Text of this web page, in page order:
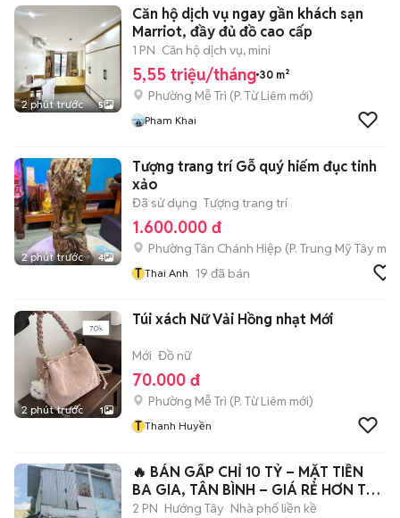
2 phút trước 5
Căn hộ dịch vụ ngay gần khách sạn
Marriot, đầy đủ đồ cao cấp
1 PN Căn hộ dịch vụ, mini
5,55 triệu/tháng 30 m²
Phường Mễ Trì (P. Từ Liêm mới)
Pham Khai
2 phút trước 4
Tượng trang trí Gỗ quý hiếm đục tinh
xảo
Đã sử dụng Tượng trang trí
1.600.000 đ
Phường Tân Chánh Hiệp (P. Trung Mỹ Tây mới)
T Thai Anh 19 đã bán
2 phút trước 1
Túi xách Nữ Vải Hồng nhạt Mới
Mới Đồ nữ
70.000 đ
Phường Mễ Trì (P. Từ Liêm mới)
T Thanh Huyền
🔥 BÁN GẤP CHỈ 10 TỶ – MẶT TIỀN
BA GIA, TÂN BÌNH – GIÁ RẺ HƠN THỊ
TRƯỜN
2 PN Hướng Tây Nhà phố liền kề